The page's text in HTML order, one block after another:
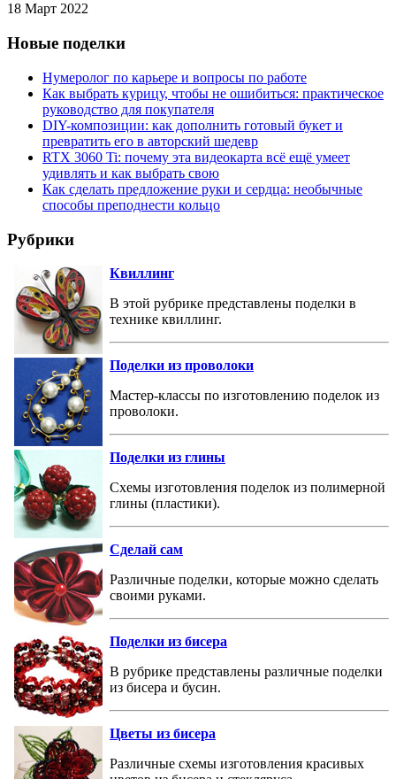
18 Март 2022
Новые поделки
Нумеролог по карьере и вопросы по работе
Как выбрать курицу, чтобы не ошибиться: практическое
руководство для покупателя
DIY-композиции: как дополнить готовый букет и
превратить его в авторский шедевр
RTX 3060 Ti: почему эта видеокарта всё ещё умеет
удивлять и как выбрать свою
Как сделать предложение руки и сердца: необычные
способы преподнести кольцо
Рубрики
Квиллинг
В этой рубрике представлены поделки в
технике квиллинг.
Поделки из проволоки
Мастер-классы по изготовлению поделок из
проволоки.
Поделки из глины
Схемы изготовления поделок из полимерной
глины (пластики).
Сделай сам
Различные поделки, которые можно сделать
своими руками.
Поделки из бисера
В рубрике представлены различные поделки
из бисера и бусин.
Цветы из бисера
Различные схемы изготовления красивых